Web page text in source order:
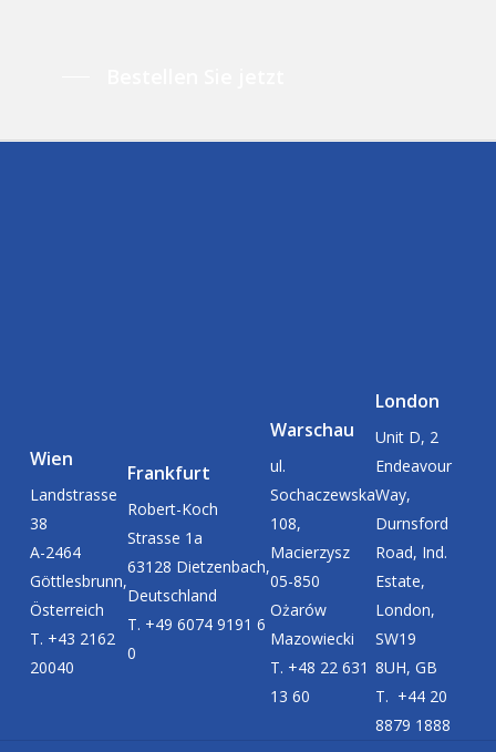
Wien
Landstrasse
38
A-2464
Göttlesbrunn,
Österreich
T. +43 2162
20040
Frankfurt
Robert-Koch
Strasse 1a
63128 Dietzenbach,
Deutschland
T. +49 6074 9191 6
0
Warschau
ul.
Sochaczewska
108,
Macierzysz
05-850
Ożarów
Mazowiecki
T. +48 22 631
13 60
London
Unit D, 2
Endeavour
Way,
Durnsford
Road, Ind.
Estate,
London,
SW19
8UH, GB
T. +44 20
8879 1888